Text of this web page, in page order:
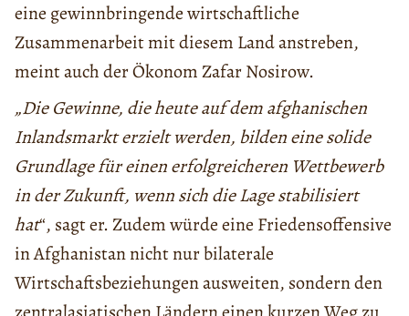
eine gewinnbringende wirtschaftliche
Zusammenarbeit mit diesem Land anstreben,
meint auch der Ökonom Zafar Nosirow.
„Die Gewinne, die heute auf dem afghanischen
Inlandsmarkt erzielt werden, bilden eine solide
Grundlage für einen erfolgreicheren Wettbewerb
in der Zukunft, wenn sich die Lage stabilisiert
hat“, sagt er. Zudem würde eine Friedensoffensive
in Afghanistan nicht nur bilaterale
Wirtschaftsbeziehungen ausweiten, sondern den